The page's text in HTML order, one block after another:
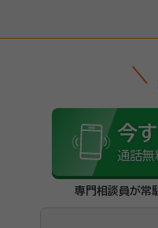
今
通話
専門相談員が常